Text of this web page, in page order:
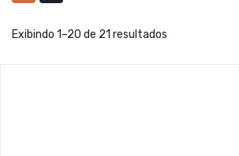
Exibindo 1–20 de 21 resultados